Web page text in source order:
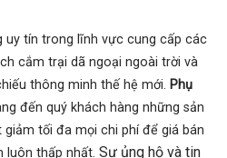
uy tín trong lĩnh vực cung cấp các
cắm trại dã ngoại ngoài trời và
thông minh thế hệ mới. Phụ
đến quý khách hàng những sản
tối đa mọi chi phí để giá bán
luôn thấp nhất. Sự ủng hộ và tin